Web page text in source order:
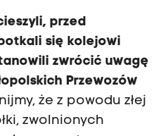
przed
się kolejowi
zwrócić uwagę
Przewozów
że z powodu złej
zwolnionych